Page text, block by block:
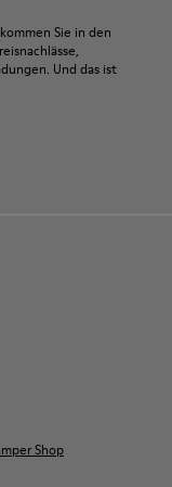
Sie in den
Und das ist
Shop